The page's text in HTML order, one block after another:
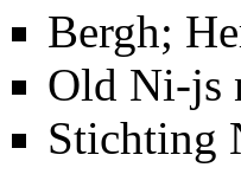
Bergh;
Old Ni-js
Stichting